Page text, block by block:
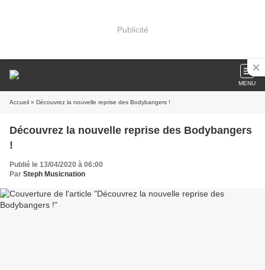
Publicité
MENU
Accueil » Découvrez la nouvelle reprise des Bodybangers !
Découvrez la nouvelle reprise des Bodybangers
!
Publié le 13/04/2020 à 06:00
Par Steph Musicnation